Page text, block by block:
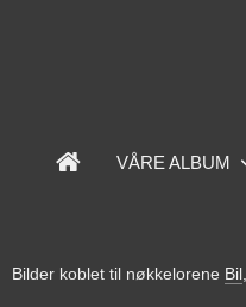
VÅRE ALBUM
Bilder koblet til nøkkelorene Bil